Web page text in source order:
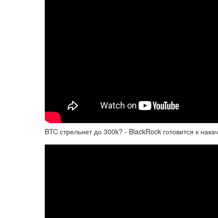
BTC стрельнет до 300k? - BlackRock готовится к